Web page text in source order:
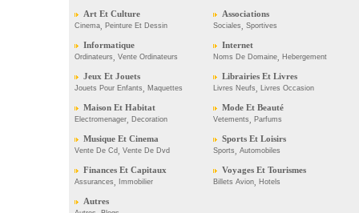
Art Et Culture
Cinema Peinture Et Dessin
Associations
Sociales Sportives
Informatique
Ordinateurs Vente Ordinateurs
Internet
Noms De Domaine Hebergement
Jeux Et Jouets
Jouets Pour Enfants Maquettes
Librairies Et Livres
Livres Neufs Livres Occasion
Maison Et Habitat
Electromenager Decoration
Mode Et Beauté
Vetements Parfums
Musique Et Cinema
Vente De Cd Vente De Dvd
Sports Et Loisirs
Sports Automobiles
Finances Et Capitaux
Assurances Immobilier
Voyages Et Tourismes
Billets Avion Hotels
Autres